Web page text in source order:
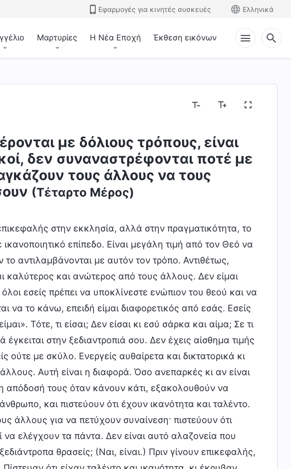
Εφαρμογές για κινητές συσκευές Ελληνικά
Μαρτυρίες Η Νέα Εποχή Έκθεση εικόνων
με δόλιους τρόπους, είναι
δεν συναναστρέφονται ποτέ με
τους άλλους να τους
(Τέταρτο Μέρος)
στην εκκλησία, αλλά στην πραγματικότητα, το
επίπεδο. Είναι μεγάλη τιμή από τον Θεό να
το αντιλαμβάνονται με αυτόν τον τρόπο. Αντιθέτως,
καλύτερος και ανώτερος από τους άλλους. Δεν είμαι
εσείς πρέπει να υποκλίνεστε ενώπιον του θεού και να
να το κάνω, επειδή είμαι διαφορετικός από εσάς. Εσείς
Τότε, τι είσαι; Δεν είσαι κι εσύ σάρκα και αίμα; Σε τι
στην ξεδιαντροπιά σου. Δεν έχεις αίσθημα τιμής
ούτε με σκύλο. Ενεργείς αυθαίρετα και δικτατορικά κι
Αυτή είναι η διαφορά. Όσο ανεπαρκές κι αν είναι
απόδοσή τους όταν κάνουν κάτι, εξακολουθούν να
και πιστεύουν ότι έχουν ικανότητα και ταλέντο.
άλλους για να πετύχουν συναίνεση· πιστεύουν ότι
να ελέγχουν τα πάντα. Δεν είναι αυτό αλαζονεία που
θρασείς; (Ναι, είναι.) Πριν γίνουν επικεφαλής,